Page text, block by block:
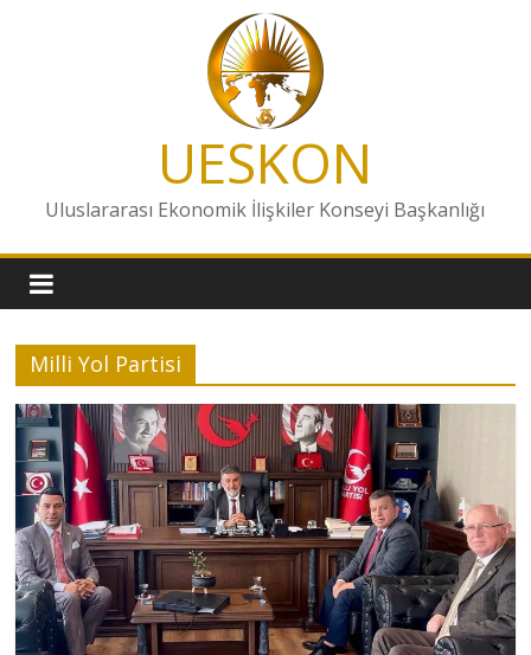
UESKON
Uluslararası Ekonomik İlişkiler Konseyi Başkanlığı
Milli Yol Partisi